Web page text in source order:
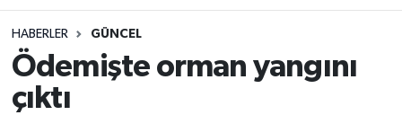
HABERLER GÜNCEL
Ödemişte orman yangını
çıktı
GÜNCEL
İZMİR
ÖZEL HABER